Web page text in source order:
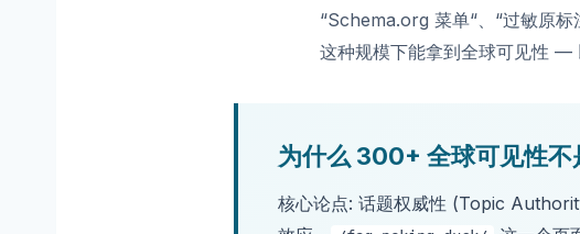
“Schema.org 菜单“、“过敏原
这种规模下能拿到全球可见性 —
为什么 300+ 全球可见性不
核心论点: 话题权威性 (Topic